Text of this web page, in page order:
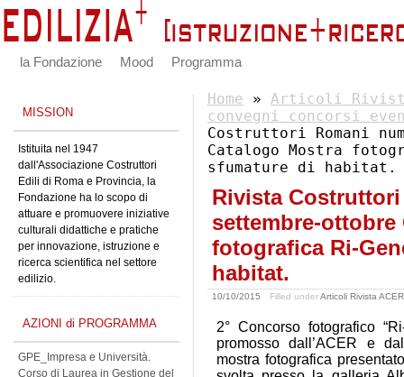
la Fondazione Mood Programma
Home » Articoli Rivista
convegni concorsi
Costruttori Romani
Catalogo Mostra
sfumature di habitat.
Rivista
settembre-ottobre
fotografica Ri-
habitat.
10/10/2015 Filled underArticoli Rivista
2° Concorso fotografico
promosso dall’ACER e
mostra fotografica
MISSION
Istituita nel 1947
dall'Associazione Costruttori
Edili di Roma e Provincia, la
Fondazione ha lo scopo di
attuare e promuovere iniziative
culturali didattiche e pratiche
per innovazione, istruzione e
ricerca scientifica nel settore
edilizio.
AZIONI di PROGRAMMA
GPE_Impresa e Università.
Corso di Laurea in Gestione del